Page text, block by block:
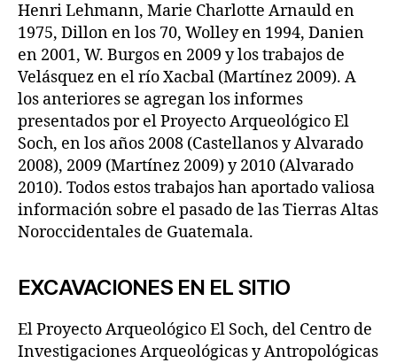
Henri Lehmann, Marie Charlotte Arnauld en
1975, Dillon en los 70, Wolley en 1994, Danien
en 2001, W. Burgos en 2009 y los trabajos de
Velásquez en el río Xacbal (Martínez 2009). A
los anteriores se agregan los informes
presentados por el Proyecto Arqueológico El
Soch, en los años 2008 (Castellanos y Alvarado
2008), 2009 (Martínez 2009) y 2010 (Alvarado
2010). Todos estos trabajos han aportado valiosa
información sobre el pasado de las Tierras Altas
Noroccidentales de Guatemala.
EXCAVACIONES EN EL SITIO
El Proyecto Arqueológico El Soch, del Centro de
Investigaciones Arqueológicas y Antropológicas